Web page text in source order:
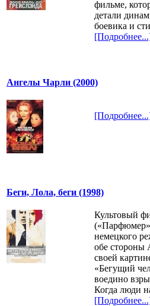
фильме,
детали
боевика и
Ангелы Чарли (2000)
Беги, Лола, беги (1998)
Культовый
немецкого
обе стороны
своей
«Бегущий
воедино
Когда люди